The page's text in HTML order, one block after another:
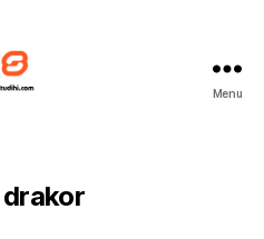
Menu
drakor